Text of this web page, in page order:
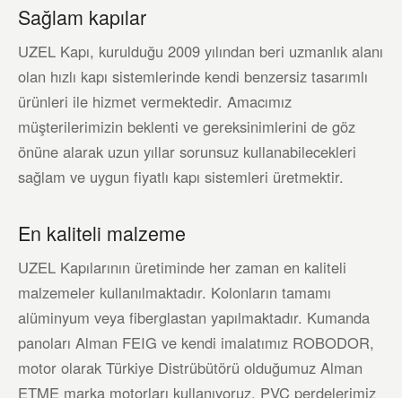
Sağlam kapılar
UZEL Kapı, kurulduğu 2009 yılından beri uzmanlık alanı
olan hızlı kapı sistemlerinde kendi benzersiz tasarımlı
ürünleri ile hizmet vermektedir. Amacımız
müşterilerimizin beklenti ve gereksinimlerini de göz
önüne alarak uzun yıllar sorunsuz kullanabilecekleri
sağlam ve uygun fiyatlı kapı sistemleri üretmektir.
En kaliteli malzeme
UZEL Kapılarının üretiminde her zaman en kaliteli
malzemeler kullanılmaktadır. Kolonların tamamı
alüminyum veya fiberglastan yapılmaktadır. Kumanda
panoları Alman FEIG ve kendi imalatımız ROBODOR,
motor olarak Türkiye Distrübütörü olduğumuz Alman
ETME marka motorları kullanıyoruz. PVC perdelerimiz